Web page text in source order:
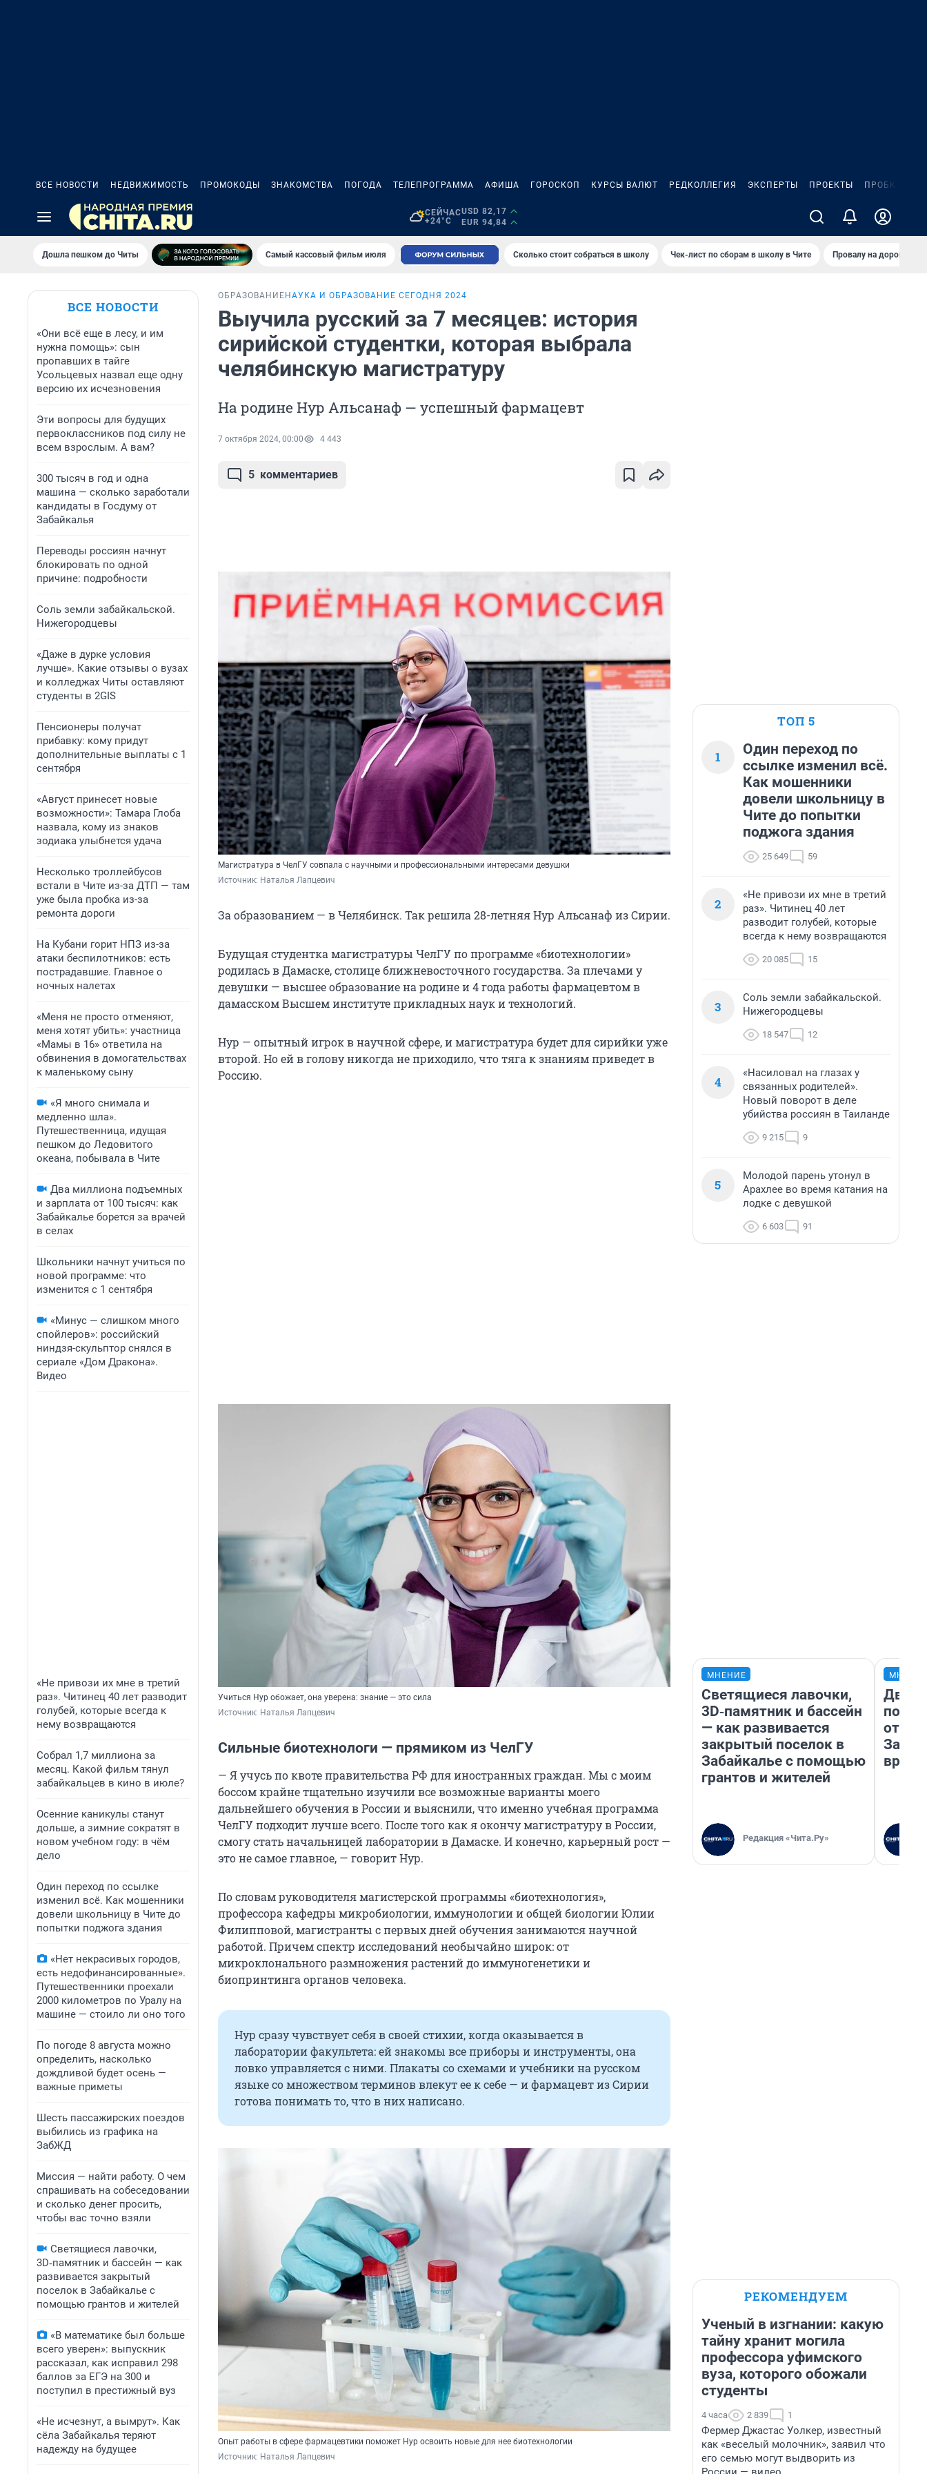
ВСЕ НОВОСТИ НЕДВИЖИМОСТЬ ПРОМОКОДЫ ЗНАКОМСТВА ПОГОДА ТЕЛЕПРОГРАММА АФИША ГОРОСКОП КУРСЫ ВАЛЮТ РЕДКОЛЛЕГИЯ ЭКСПЕРТЫ ПРОЕКТЫ ПРОБКИ
СЕЙЧАС
+24°C
USD 82,17
EUR 94,84
Дошла пешком до Читы Самый кассовый фильм июля Сколько стоит собраться в школу Чек-лист по сборам в школу в Чите Провалу на дороге
ВСЕ НОВОСТИ
«Они всё еще в лесу, и им
нужна помощь»: сын
пропавших в тайге
Усольцевых назвал еще одну
версию их исчезновения
Эти вопросы для будущих
первоклассников под силу не
всем взрослым. А вам?
300 тысяч в год и одна
машина — сколько заработали
кандидаты в Госдуму от
Забайкалья
Переводы россиян начнут
блокировать по одной
причине: подробности
Соль земли забайкальской.
Нижегородцевы
«Даже в дурке условия
лучше». Какие отзывы о вузах
и колледжах Читы оставляют
студенты в 2GIS
Пенсионеры получат
прибавку: кому придут
дополнительные выплаты с 1
сентября
«Август принесет новые
возможности»: Тамара Глоба
назвала, кому из знаков
зодиака улыбнется удача
Несколько троллейбусов
встали в Чите из-за ДТП — там
уже была пробка из-за
ремонта дороги
На Кубани горит НПЗ из-за
атаки беспилотников: есть
пострадавшие. Главное о
ночных налетах
«Меня не просто отменяют,
меня хотят убить»: участница
«Мамы в 16» ответила на
обвинения в домогательствах
к маленькому сыну
«Я много снимала и
медленно шла».
Путешественница, идущая
пешком до Ледовитого
океана, побывала в Чите
Два миллиона подъемных
и зарплата от 100 тысяч: как
Забайкалье борется за врачей
в селах
Школьники начнут учиться по
новой программе: что
изменится с 1 сентября
«Минус — слишком много
спойлеров»: российский
ниндзя-скульптор снялся в
сериале «Дом Дракона».
Видео
«Не привози их мне в третий
раз». Читинец 40 лет разводит
голубей, которые всегда к
нему возвращаются
Собрал 1,7 миллиона за
месяц. Какой фильм тянул
забайкальцев в кино в июле?
Осенние каникулы станут
дольше, а зимние сократят в
новом учебном году: в чём
дело
Один переход по ссылке
изменил всё. Как мошенники
довели школьницу в Чите до
попытки поджога здания
«Нет некрасивых городов,
есть недофинансированные».
Путешественники проехали
2000 километров по Уралу на
машине — стоило ли оно того
По погоде 8 августа можно
определить, насколько
дождливой будет осень —
важные приметы
Шесть пассажирских поездов
выбились из графика на
ЗабЖД
Миссия — найти работу. О чем
спрашивать на собеседовании
и сколько денег просить,
чтобы вас точно взяли
Светящиеся лавочки,
3D‑памятник и бассейн — как
развивается закрытый
поселок в Забайкалье с
помощью грантов и жителей
«В математике был больше
всего уверен»: выпускник
рассказал, как исправил 298
баллов за ЕГЭ на 300 и
поступил в престижный вуз
«Не исчезнут, а вымрут». Как
сёла Забайкалья теряют
надежду на будущее
ОБРАЗОВАНИЕ НАУКА И ОБРАЗОВАНИЕ СЕГОДНЯ 2024
Выучила русский за 7 месяцев: история
сирийской студентки, которая выбрала
челябинскую магистратуру
На родине Нур Альсанаф — успешный фармацевт
7 октября 2024, 00:00 4 443
5 комментариев
Магистратура в ЧелГУ совпала с научными и профессиональными интересами девушки
Источник: Наталья Лапцевич
За образованием — в Челябинск. Так решила 28-летняя Нур Альсанаф из Сирии.
Будущая студентка магистратуры ЧелГУ по программе «биотехнологии»
родилась в Дамаске, столице ближневосточного государства. За плечами у
девушки — высшее образование на родине и 4 года работы фармацевтом в
дамасском Высшем институте прикладных наук и технологий.
Нур — опытный игрок в научной сфере, и магистратура будет для сирийки уже
второй. Но ей в голову никогда не приходило, что тяга к знаниям приведет в
Россию.
Учиться Нур обожает, она уверена: знание — это сила
Источник: Наталья Лапцевич
Сильные биотехнологи — прямиком из ЧелГУ
— Я учусь по квоте правительства РФ для иностранных граждан. Мы с моим
боссом крайне тщательно изучили все возможные варианты моего
дальнейшего обучения в России и выяснили, что именно учебная программа
ЧелГУ подходит лучше всего. После того как я окончу магистратуру в России,
смогу стать начальницей лаборатории в Дамаске. И конечно, карьерный рост —
это не самое главное, — говорит Нур.
По словам руководителя магистерской программы «биотехнология»,
профессора кафедры микробиологии, иммунологии и общей биологии Юлии
Филипповой, магистранты с первых дней обучения занимаются научной
работой. Причем спектр исследований необычайно широк: от
микроклонального размножения растений до иммуногенетики и
биопринтинга органов человека.
Нур сразу чувствует себя в своей стихии, когда оказывается в
лаборатории факультета: ей знакомы все приборы и инструменты, она
ловко управляется с ними. Плакаты со схемами и учебники на русском
языке со множеством терминов влекут ее к себе — и фармацевт из Сирии
готова понимать то, что в них написано.
Опыт работы в сфере фармацевтики поможет Нур освоить новые для нее биотехнологии
Источник: Наталья Лапцевич
ТОП 5
1
Один переход по
ссылке изменил всё.
Как мошенники
довели школьницу в
Чите до попытки
поджога здания
25 649 59
2
«Не привози их мне в третий
раз». Читинец 40 лет
разводит голубей, которые
всегда к нему возвращаются
20 085 15
3
Соль земли забайкальской.
Нижегородцевы
18 547 12
4
«Насиловал на глазах у
связанных родителей».
Новый поворот в деле
убийства россиян в Таиланде
9 215 9
5
Молодой парень утонул в
Арахлее во время катания на
лодке с девушкой
6 603 91
МНЕНИЕ
Светящиеся лавочки,
3D‑памятник и бассейн
— как развивается
закрытый поселок в
Забайкалье с помощью
грантов и жителей
Редакция «Чита.Ру»
Два
от
РЕКОМЕНДУЕМ
Ученый в изгнании: какую
тайну хранит могила
профессора уфимского
вуза, которого обожали
студенты
4 часа 2 839 1
Фермер Джастас Уолкер, известный
как «веселый молочник», заявил что
его семью могут выдворить из